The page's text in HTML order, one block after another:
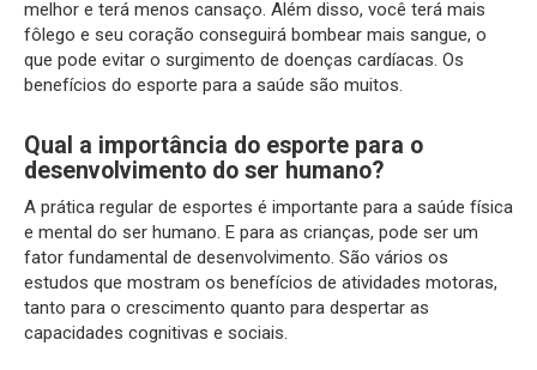
melhor e terá menos cansaço. Além disso, você terá mais
fôlego e seu coração conseguirá bombear mais sangue, o
que pode evitar o surgimento de doenças cardíacas. Os
benefícios do esporte para a saúde são muitos.
Qual a importância do esporte para o
desenvolvimento do ser humano?
A prática regular de esportes é importante para a saúde física
e mental do ser humano. E para as crianças, pode ser um
fator fundamental de desenvolvimento. São vários os
estudos que mostram os benefícios de atividades motoras,
tanto para o crescimento quanto para despertar as
capacidades cognitivas e sociais.